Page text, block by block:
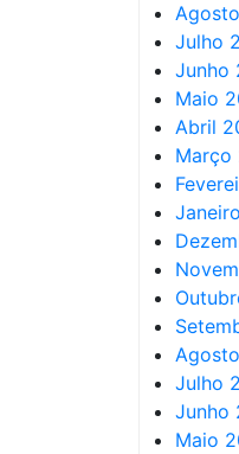
Julho
Junho
Maio
Abril
Março
Julho
Junho
Maio